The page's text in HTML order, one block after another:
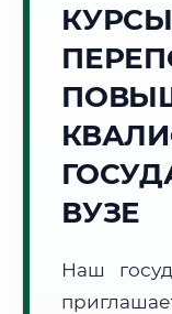
🌅 Восход:
📍 Региональная
Субъект:
Почтовые индексы:
Часовой пояс:
ВУЗЕ
Наш